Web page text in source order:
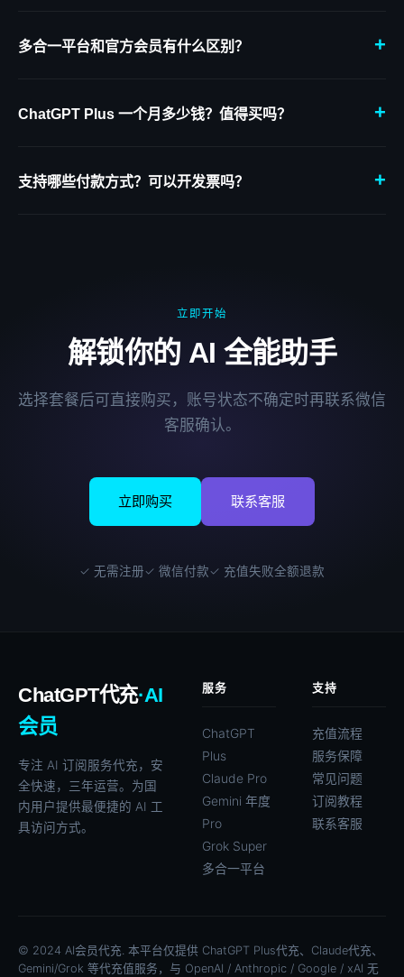
量、更长对话和更快响应。
多合一平台和官方会员有什么区别？ +
Plus、Claude Pro 或 Grok 的用户。
ChatGPT Plus 一个月多少钱？值得买吗？ +
生成或编程辅助，非常值得；轻度使用免费版已够用。
支持哪些付款方式？可以开发票吗？ +
立即开始
解锁你的 AI 全能助手
选择套餐后可直接购买，账号状态不确定时再联系微信
客服确认。
立即购买 联系客服
✓ 无需注册✓ 微信付款✓ 充值失败全额退款
ChatGPT代充·AI
会员
专注 AI 订阅服务代充，安
全快速，三年运营。为国
内用户提供最便捷的 AI 工
具访问方式。
服务
ChatGPT
Plus
Claude Pro
Gemini 年度
Pro
Grok Super
多合一平台
支持
充值流程
服务保障
常见问题
订阅教程
联系客服
© 2024 AI会员代充. 本平台仅提供 ChatGPT Plus代充、Claude代充、
Gemini/Grok 等代充值服务，与 OpenAI / Anthropic / Google / xAI 无